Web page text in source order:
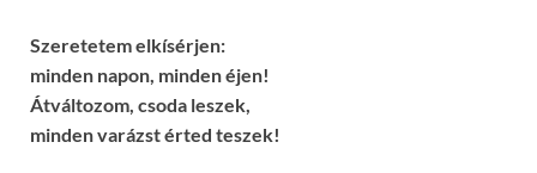
Szeretetem elkísérjen:
minden napon, minden éjen!
Átváltozom, csoda leszek,
minden varázst érted teszek!